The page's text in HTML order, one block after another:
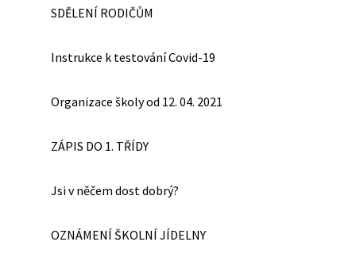
SDĚLENÍ RODIČŮM
Instrukce k testování Covid-19
Organizace školy od 12. 04. 2021
ZÁPIS DO 1. TŘÍDY
Jsi v něčem dost dobrý?
OZNÁMENÍ ŠKOLNÍ JÍDELNY